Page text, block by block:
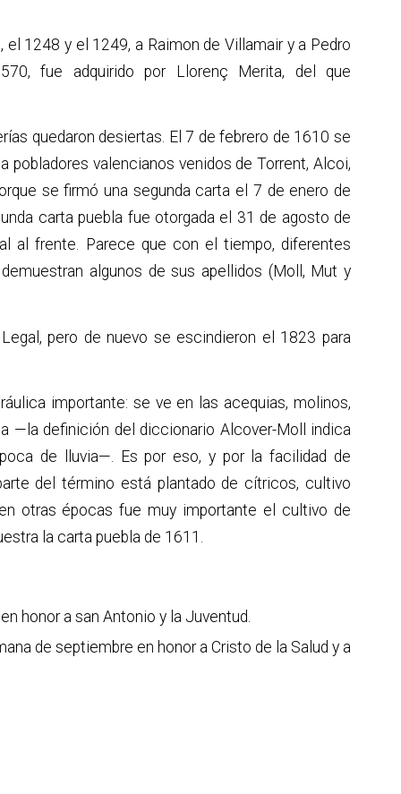
1248 y el 1249, a Raimon de Villamair y a Pedro
fue adquirido por Llorenç Merita, del que
quedaron desiertas. El 7 de febrero de 1610 se
pobladores valencianos venidos de Torrent, Alcoi,
se firmó una segunda carta el 7 de enero de
carta puebla fue otorgada el 31 de agosto de
al frente. Parece que con el tiempo, diferentes
algunos de sus apellidos (Moll, Mut y
pero de nuevo se escindieron el 1823 para
importante: se ve en las acequias, molinos,
— la definición del diccionario Alcover-Moll indica
de lluvia— . Es por eso, y por la facilidad de
del término está plantado de cítricos, cultivo
otras épocas fue muy importante el cultivo de
la carta puebla de 1611.
honor a san Antonio y la Juventud.
de septiembre en honor a Cristo de la Salud y a